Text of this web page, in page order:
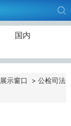
国内
展示窗口 > 公检司法